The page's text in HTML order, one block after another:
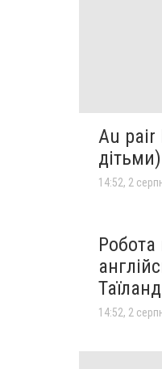
Au pair
дітьми)
14:52, 2
Робота
14:52, 2